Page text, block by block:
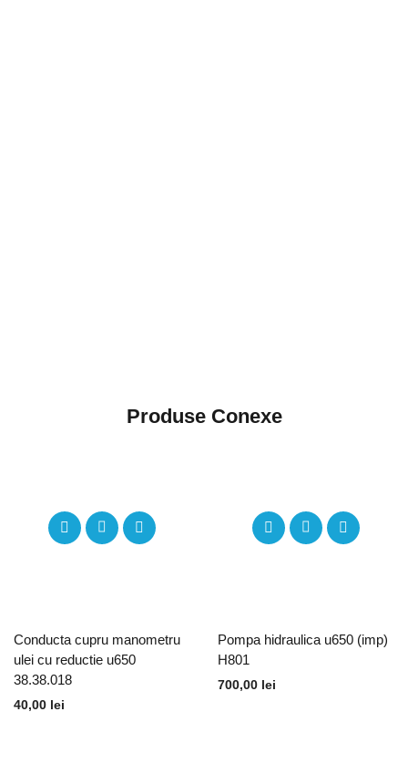
Produse Conexe
Conducta cupru manometru
ulei cu reductie u650
38.38.018
40,00 lei
Pompa hidraulica u650 (imp)
H801
700,00 lei